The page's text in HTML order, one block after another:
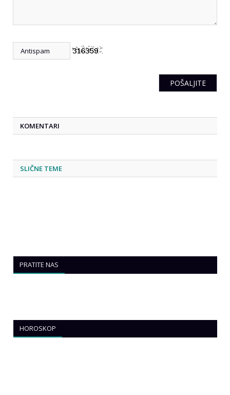
KOMENTARI
SLIČNE TEME
PRATITE NAS
HOROSKOP